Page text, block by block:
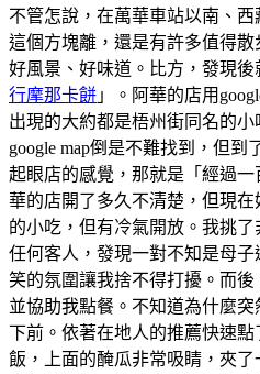
不管怎說，在萬華車站以南、
這個方塊離，還是有許多值得
好風景、好味道。比方，發現後
行摩那卡餅 」。阿華的店用
出現的大約都是梧州街同名的
google map倒是不難找到，但
起眼店的感覺，那就是「經過
華的店開了多久不清楚，但現
的小吃，但有冷氣開放。我挑
任何客人，發現一對不知是母
笑的氛圍讓我捨不得打擾。而後
並協助我點餐。不知道為什麼
下前。依著在地人的推薦快速
飯，上面的醃瓜非常吸睛，夾